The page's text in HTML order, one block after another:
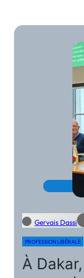
Gervais Dassi
PROFESSION LIBÉRALE
À